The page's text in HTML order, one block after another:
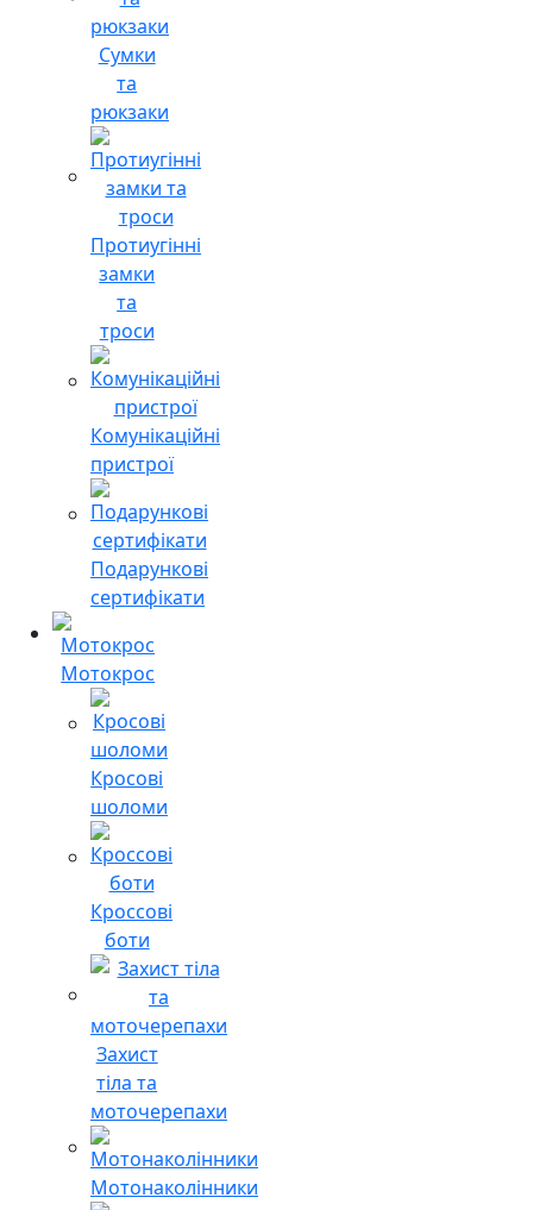
Сумки
та
рюкзаки
Протиугінні
замки
та
троси
Комунікаційні
пристрої
Подарункові
сертифікати
Мотокрос
Кросові
шоломи
Кроссові
боти
Захист
тіла та
моточерепахи
Мотонаколінники